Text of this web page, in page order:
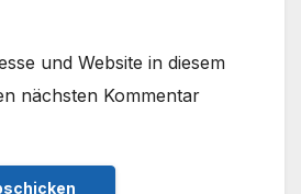
und Website in diesem
nächsten Kommentar